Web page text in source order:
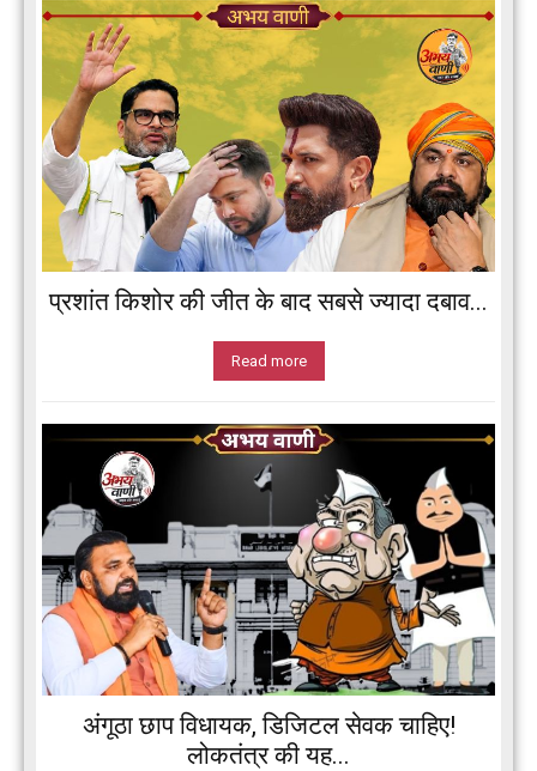
प्रशांत किशोर की जीत के बाद सबसे ज्यादा दबाव...
Read more
अंगूठा छाप विधायक, डिजिटल सेवक चाहिए!
लोकतंत्र की यह...